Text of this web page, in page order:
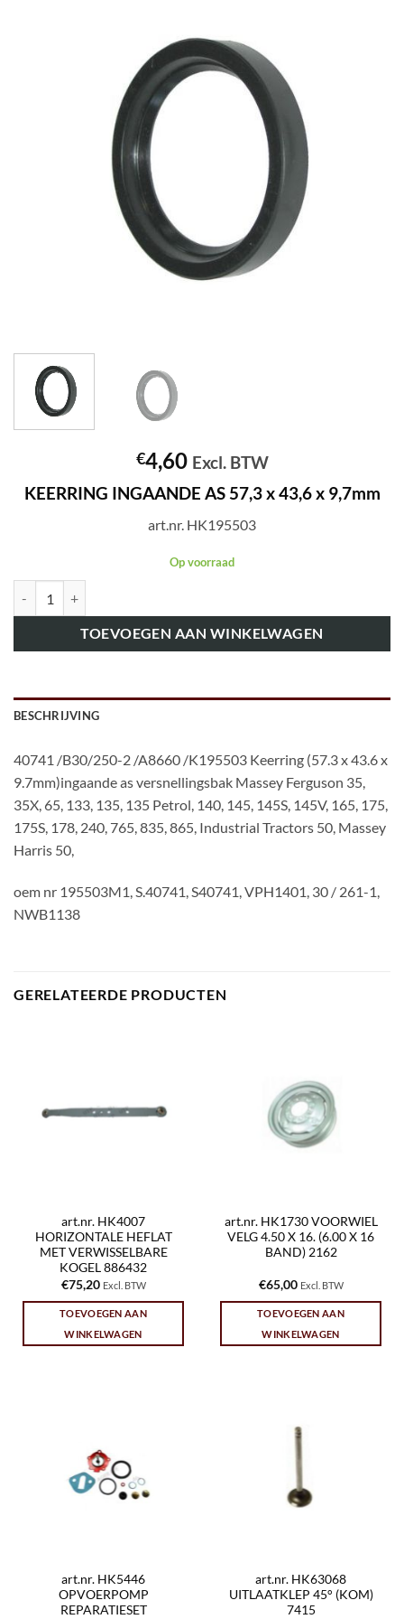
€4,60 Excl. BTW
KEERRING INGAANDE AS 57,3 x 43,6 x 9,7mm
art.nr. HK195503
Op voorraad
TOEVOEGEN AAN WINKELWAGEN
BESCHRIJVING
40741 /B30/250-2 /A8660 /K195503 Keerring (57.3 x 43.6 x
9.7mm)ingaande as versnellingsbak Massey Ferguson 35,
35X, 65, 133, 135, 135 Petrol, 140, 145, 145S, 145V, 165, 175,
175S, 178, 240, 765, 835, 865, Industrial Tractors 50, Massey
Harris 50,
oem nr 195503M1, S.40741, S40741, VPH1401, 30 / 261-1,
NWB1138
GERELATEERDE PRODUCTEN
art.nr. HK4007
HORIZONTALE HEFLAT
MET VERWISSELBARE
KOGEL 886432
€75,20 Excl. BTW
TOEVOEGEN AAN
WINKELWAGEN
art.nr. HK1730 VOORWIEL
VELG 4.50 X 16. (6.00 X 16
BAND) 2162
€65,00 Excl. BTW
TOEVOEGEN AAN
WINKELWAGEN
art.nr. HK5446
OPVOERPOMP
REPARATIESET
art.nr. HK63068
UITLAATKLEP 45° (KOM)
7415